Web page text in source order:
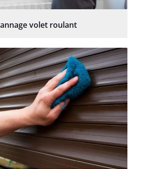
volet roulant